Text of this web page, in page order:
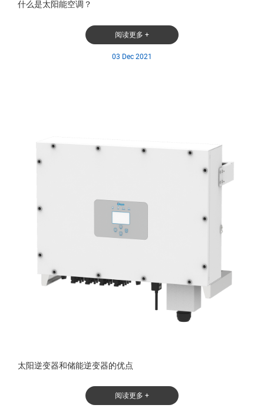
什么是太阳能空调？
阅读更多 +
03 Dec 2021
太阳逆变器和储能逆变器的优点
阅读更多 +